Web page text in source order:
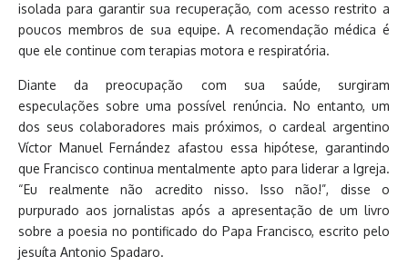
isolada para garantir sua recuperação, com acesso restrito a
poucos membros de sua equipe. A recomendação médica é
que ele continue com terapias motora e respiratória.
Diante da preocupação com sua saúde, surgiram
especulações sobre uma possível renúncia. No entanto, um
dos seus colaboradores mais próximos, o cardeal argentino
Víctor Manuel Fernández afastou essa hipótese, garantindo
que Francisco continua mentalmente apto para liderar a Igreja.
“Eu realmente não acredito nisso. Isso não!”, disse o
purpurado aos jornalistas após a apresentação de um livro
sobre a poesia no pontificado do Papa Francisco, escrito pelo
jesuíta Antonio Spadaro.